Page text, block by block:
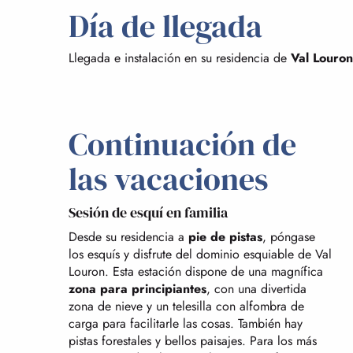
Día de llegada
Llegada e instalación en su residencia de Val Louron
Continuación de
las vacaciones
Sesión de esquí en familia
Desde su residencia a pie de pistas, póngase
los esquís y disfrute del dominio esquiable de Val
Louron. Esta estación dispone de una magnífica
zona para principiantes, con una divertida
zona de nieve y un telesilla con alfombra de
carga para facilitarle las cosas. También hay
pistas forestales y bellos paisajes. Para los más